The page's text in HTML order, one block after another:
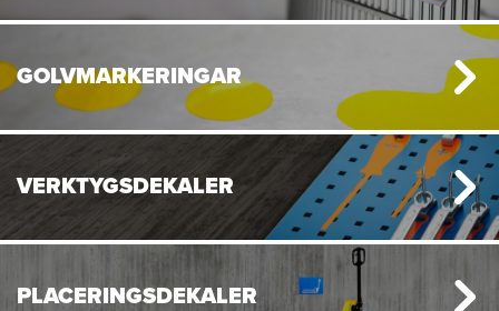
GOLVMARKERINGAR
VERKTYGSDEKALER
PLACERINGSDEKALER